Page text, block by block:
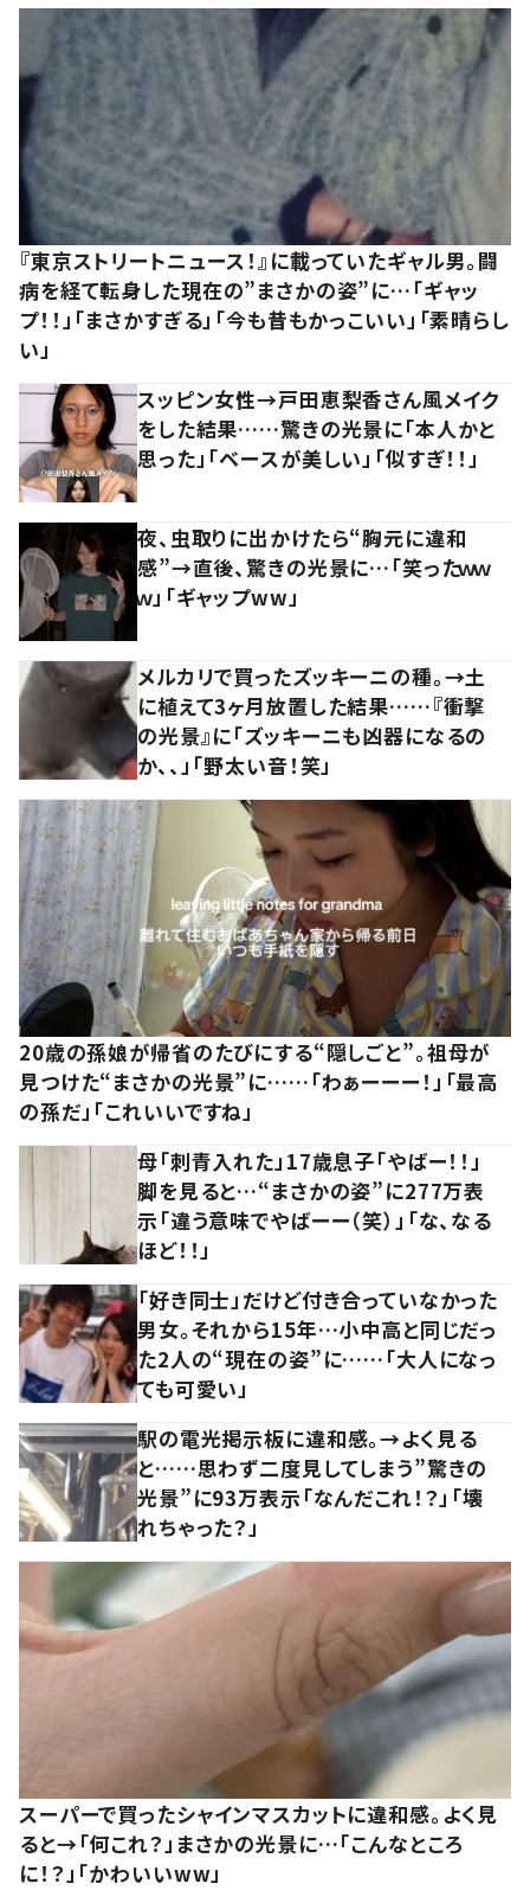
『東京ストリートニュース！』に載っていたギャル男。闘
病を経て転身した現在の”まさかの姿”に…「ギャッ
プ！！」「まさかすぎる」「今も昔もかっこいい」「素晴らし
い」
スッピン女性→戸田恵梨香さん風メイク
をした結果……驚きの光景に「本人かと
思った」「ベースが美しい」「似すぎ！！」
夜、虫取りに出かけたら“胸元に違和
感”→直後、驚きの光景に…「笑ったｗｗ
ｗ」「ギャップww」
メルカリで買ったズッキーニの種。→土
に植えて3ヶ月放置した結果……『衝撃
の光景』に「ズッキーニも凶器になるの
か、、」「野太い音！笑」
20歳の孫娘が帰省のたびにする“隠しごと”。祖母が
見つけた“まさかの光景”に……「わぁーーー！」「最高
の孫だ」「これいいですね」
母「刺青入れた」17歳息子「やばー！！」
脚を見ると…“まさかの姿”に277万表
示「違う意味でやばーー（笑）」「な、なる
ほど！！」
「好き同士」だけど付き合っていなかった
男女。それから15年…小中高と同じだっ
た2人の“現在の姿”に……「大人になっ
ても可愛い」
駅の電光掲示板に違和感。→よく見る
と……思わず二度見してしまう”驚きの
光景”に93万表示「なんだこれ！？」「壊
れちゃった？」
スーパーで買ったシャインマスカットに違和感。よく見
ると→「何これ？」まさかの光景に…「こんなところ
に！？」「かわいいww」